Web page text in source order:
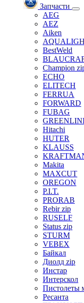
Запчасти
AEG
AEZ
Aiken
BestWeld
Champion
ECHO
ELITECH
FERRUA
FORWARD
FUBAG
Hitachi
HUTER
KLAUSS
Makita
MAXCUT
OREGON
P.I.T.
PRORAB
Rebir zip
RUSELF
Status zip
STURM
VEBEX
Байкал
Диолд zip
Инстар
Интерскол
Пистолеты
Ресанта